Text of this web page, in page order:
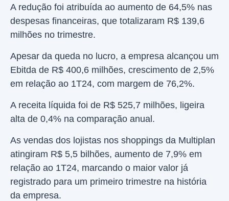
A redução foi atribuída ao aumento de 64,5% nas
despesas financeiras, que totalizaram R$ 139,6
milhões no trimestre.
Apesar da queda no lucro, a empresa alcançou um
Ebitda de R$ 400,6 milhões, crescimento de 2,5%
em relação ao 1T24, com margem de 76,2%.
A receita líquida foi de R$ 525,7 milhões, ligeira
alta de 0,4% na comparação anual.
As vendas dos lojistas nos shoppings da Multiplan
atingiram R$ 5,5 bilhões, aumento de 7,9% em
relação ao 1T24, marcando o maior valor já
registrado para um primeiro trimestre na história
da empresa.